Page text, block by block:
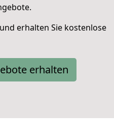
und erhalten Sie kostenlose
erhalten